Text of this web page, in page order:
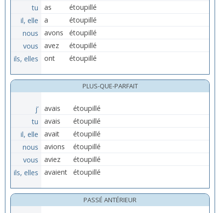
tu
as
étoupillé
il, elle
a
étoupillé
nous
avons
étoupillé
vous
avez
étoupillé
ils, elles
ont étoupillé
PLUS-QUE-PARFAIT
j’ avais
étoupillé
tu
avais
étoupillé
il, elle
avait
étoupillé
nous
avions
étoupillé
vous
aviez
étoupillé
ils, elles
avaient étoupillé
PASSÉ ANTÉRIEUR